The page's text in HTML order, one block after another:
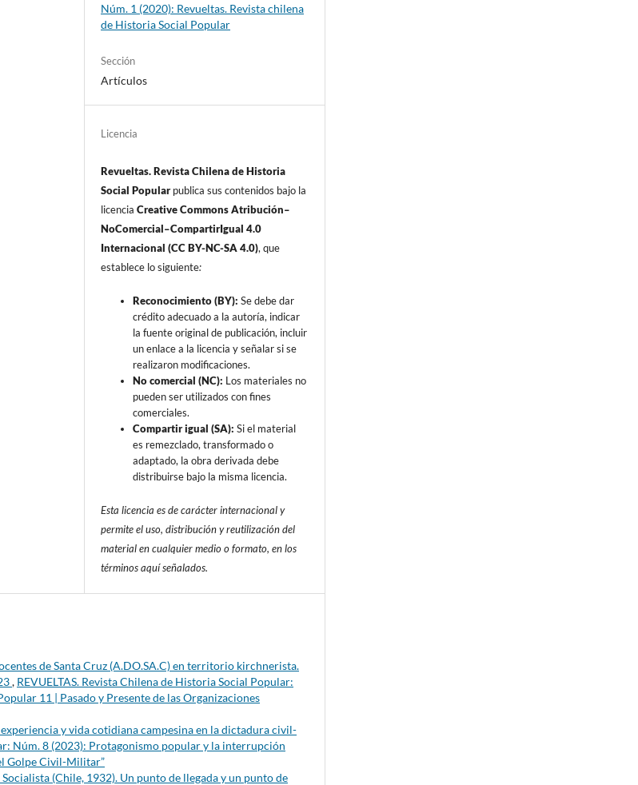
Núm. 1 (2020): Revueltas. Revista chilena
de Historia Social Popular
Sección
Artículos
Licencia
Revueltas. Revista Chilena de Historia
Social Popularpublica sus contenidos bajo la
licenciaCreative Commons Atribución–
NoComercial–CompartirIgual 4.0
Internacional (CC BY-NC-SA 4.0), que
establece lo siguiente:
Reconocimiento (BY): Se debe dar
crédito adecuado a la autoría, indicar
la fuente original de publicación, incluir
un enlace a la licencia y señalar si se
realizaron modificaciones.
No comercial (NC): Los materiales no
pueden ser utilizados con fines
comerciales.
Compartir igual (SA): Si el material
es remezclado, transformado o
adaptado, la obra derivada debe
distribuirse bajo la misma licencia.
Esta licencia es de carácter internacional y
permite el uso, distribución y reutilización del
material en cualquier medio o formato, en los
términos aquí señalados.
de Santa Cruz (A.DO.SA.C) en territorio kirchnerista.
, REVUELTAS. Revista Chilena de Historia Social Popular:
11 | Pasado y Presente de las Organizaciones
y vida cotidiana campesina en la dictadura civil-
Núm. 8 (2023): Protagonismo popular y la interrupción
Golpe Civil-Militar”
(Chile, 1932). Un punto de llegada y un punto de